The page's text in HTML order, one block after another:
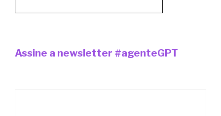
Assine a newsletter #agenteGPT